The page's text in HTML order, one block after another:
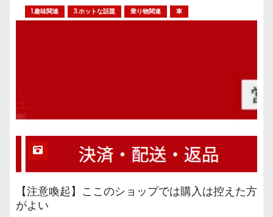
1.趣味関連 3.ホットな話題 乗り物関連 車
【注意喚起】ここのショップでは購入は控えた方
がよい